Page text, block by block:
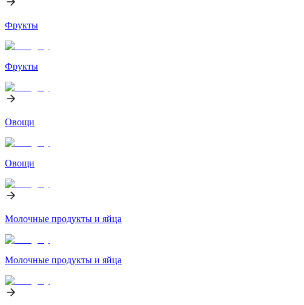
Фрукты
Фрукты
Овощи
Овощи
Молочные продукты и яйца
Молочные продукты и яйца